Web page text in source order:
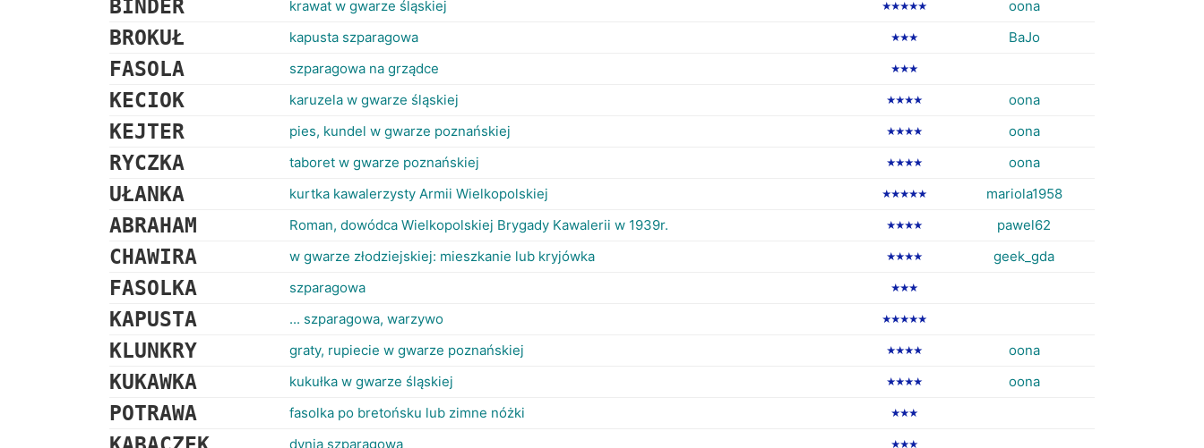
BINDER krawat w gwarze śląskiej ★★★★★ oona
BROKUŁ kapusta szparagowa ★★★ BaJo
FASOLA szparagowa na grządce ★★★
KECIOK karuzela w gwarze śląskiej ★★★★ oona
KEJTER pies, kundel w gwarze poznańskiej ★★★★ oona
RYCZKA taboret w gwarze poznańskiej ★★★★ oona
UŁANKA kurtka kawalerzysty Armii Wielkopolskiej ★★★★★ mariola1958
ABRAHAM Roman, dowódca Wielkopolskiej Brygady Kawalerii w 1939r. ★★★★ pawel62
CHAWIRA w gwarze złodziejskiej: mieszkanie lub kryjówka ★★★★ geek_gda
FASOLKA szparagowa ★★★
KAPUSTA ... szparagowa, warzywo ★★★★★
KLUNKRY graty, rupiecie w gwarze poznańskiej ★★★★ oona
KUKAWKA kukułka w gwarze śląskiej ★★★★ oona
POTRAWA fasolka po bretońsku lub zimne nóżki ★★★
dynia szparagowa ★★★